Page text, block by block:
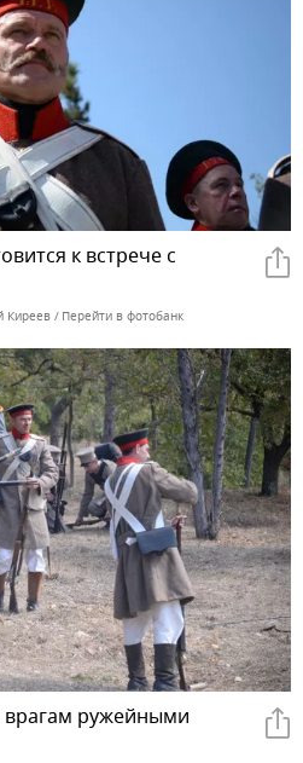
к встрече с
Киреев Перейти в фотобанк
ружейными